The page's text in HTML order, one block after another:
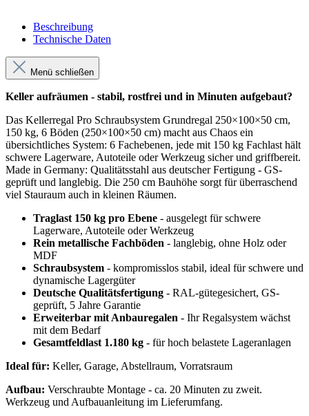
Beschreibung
Technische Daten
Menü schließen
Keller aufräumen - stabil, rostfrei und in Minuten aufgebaut?
Das Kellerregal Pro Schraubsystem Grundregal 250×100×50 cm,
150 kg, 6 Böden (250×100×50 cm) macht aus Chaos ein
übersichtliches System: 6 Fachebenen, jede mit 150 kg Fachlast hält
schwere Lagerware, Autoteile oder Werkzeug sicher und griffbereit.
Made in Germany: Qualitätsstahl aus deutscher Fertigung - GS-
geprüft und langlebig. Die 250 cm Bauhöhe sorgt für überraschend
viel Stauraum auch in kleinen Räumen.
Traglast 150 kg pro Ebene - ausgelegt für schwere
Lagerware, Autoteile oder Werkzeug
Rein metallische Fachböden - langlebig, ohne Holz oder
MDF
Schraubsystem - kompromisslos stabil, ideal für schwere und
dynamische Lagergüter
Deutsche Qualitätsfertigung - RAL-gütegesichert, GS-
geprüft, 5 Jahre Garantie
Erweiterbar mit Anbauregalen - Ihr Regalsystem wächst
mit dem Bedarf
Gesamtfeldlast 1.180 kg - für hoch belastete Lageranlagen
Ideal für: Keller, Garage, Abstellraum, Vorratsraum
Aufbau: Verschraubte Montage - ca. 20 Minuten zu zweit.
Werkzeug und Aufbauanleitung im Lieferumfang.